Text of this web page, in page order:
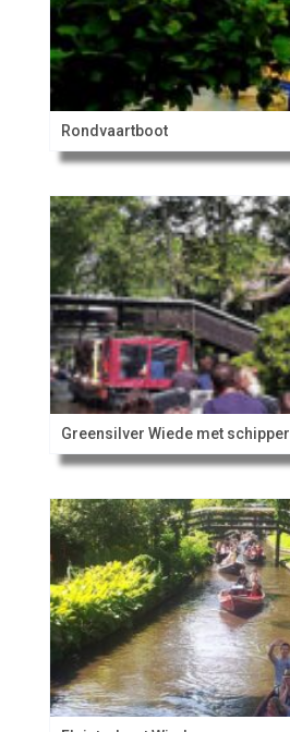
Rondvaartboot
Greensilver Wiede met schipper